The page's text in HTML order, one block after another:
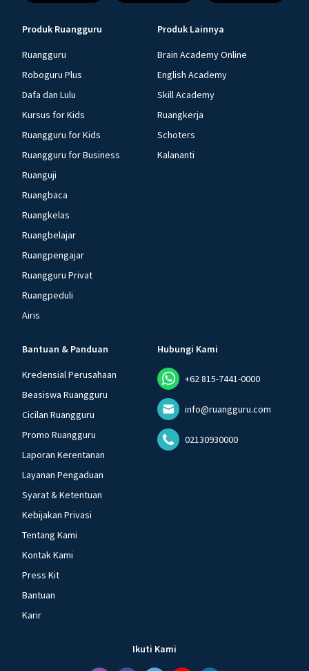
Produk Ruangguru
Ruangguru
Roboguru Plus
Dafa dan Lulu
Kursus for Kids
Ruangguru for Kids
Ruangguru for Business
Ruanguji
Ruangbaca
Ruangkelas
Ruangbelajar
Ruangpengajar
Ruangguru Privat
Ruangpeduli
Airis
Produk Lainnya
Brain Academy Online
English Academy
Skill Academy
Ruangkerja
Schoters
Kalananti
Bantuan & Panduan
Kredensial Perusahaan
Beasiswa Ruangguru
Cicilan Ruangguru
Promo Ruangguru
Laporan Kerentanan
Layanan Pengaduan
Syarat & Ketentuan
Kebijakan Privasi
Tentang Kami
Kontak Kami
Press Kit
Bantuan
Karir
Hubungi Kami
+62 815-7441-0000
info@ruangguru.com
02130930000
Ikuti Kami